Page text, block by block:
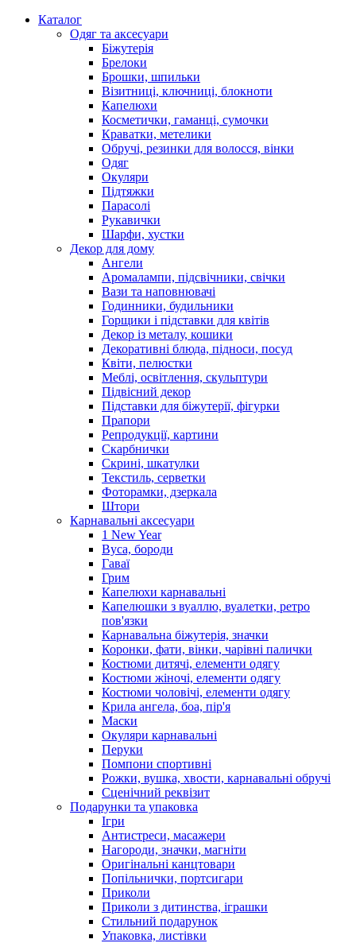
Каталог
Oдяг та аксесуари
Біжутерія
Брелоки
Брошки, шпильки
Візитниці, ключниці, блокноти
Капелюхи
Косметички, гаманці, сумочки
Краватки, метелики
Обручі, резинки для волосся, вінки
Одяг
Окуляри
Підтяжки
Парасолі
Рукавички
Шарфи, хустки
Декор для дому
Ангели
Аромалампи, підсвічники, свічки
Вази та наповнювачі
Годинники, будильники
Горщики і підставки для квітів
Декор із металу, кошики
Декоративні блюда, підноси, посуд
Квіти, пелюстки
Меблі, освітлення, скульптури
Підвісний декор
Підставки для біжутерії, фігурки
Прапори
Репродукції, картини
Скарбнички
Скрині, шкатулки
Текстиль, серветки
Фоторамки, дзеркала
Штори
Карнавальні аксесуари
1 New Year
Вуса, бороди
Гаваї
Грим
Капелюхи карнавальні
Капелюшки з вуаллю, вуалетки, ретро
пов'язки
Карнавальна біжутерія, значки
Коронки, фати, вінки, чарівні палички
Костюми дитячі, елементи одягу
Костюми жіночі, елементи одягу
Костюми чоловічі, елементи одягу
Крила ангела, боа, пір'я
Маски
Окуляри карнавальні
Перуки
Помпони спортивні
Рожки, вушка, хвости, карнавальні обручі
Сценічний реквізит
Подарунки та упаковка
Ігри
Антистреси, масажери
Нагороди, значки, магніти
Оригінальні канцтовари
Попільнички, портсигари
Приколи
Приколи з дитинства, іграшки
Стильний подарунок
Упаковка, листівки